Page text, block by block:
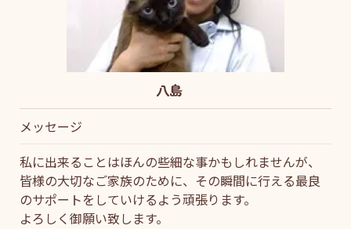
八島
メッセージ
私に出来ることはほんの些細な事かもしれませんが、
皆様の大切なご家族のために、その瞬間に行える最良
のサポートをしていけるよう頑張ります。
よろしく御願い致します。